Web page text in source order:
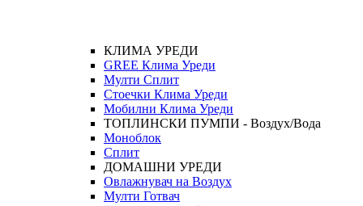
КЛИМА УРЕДИ
GREE Клима Уреди
Мулти Сплит
Стоечки Клима Уреди
Мобилни Клима Уреди
ТОПЛИНСКИ ПУМПИ - Воздух/Вода
Моноблок
Сплит
ДОМАШНИ УРЕДИ
Овлажнувач на Воздух
Мулти Готвач